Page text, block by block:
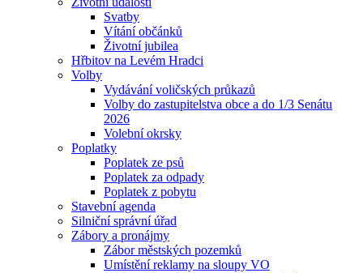
Svatby
Vítání občánků
Životní jubilea
Hřbitov na Levém Hradci
Volby
Vydávání voličských průkazů
Volby do zastupitelstva obce a do 1/3 Senátu
2026
Volební okrsky
Poplatky
Poplatek ze psů
Poplatek za odpady
Poplatek z pobytu
Stavební agenda
Silniční správní úřad
Zábory a pronájmy
Zábor městských pozemků
Umístění reklamy na sloupy VO